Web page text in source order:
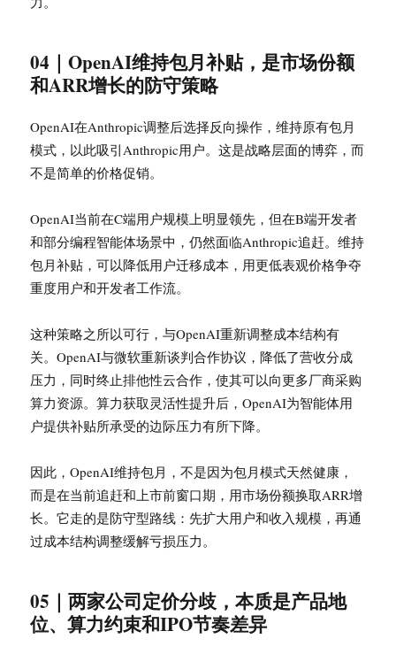
04｜OpenAI维持包月补贴，是市场份额
和ARR增长的防守策略
OpenAI在Anthropic调整后选择反向操作，维持原有包月
模式，以此吸引Anthropic用户。这是战略层面的博弈，而
不是简单的价格促销。
OpenAI当前在C端用户规模上明显领先，但在B端开发者
和部分编程智能体场景中，仍然面临Anthropic追赶。维持
包月补贴，可以降低用户迁移成本，用更低表观价格争夺
重度用户和开发者工作流。
这种策略之所以可行，与OpenAI重新调整成本结构有
关。OpenAI与微软重新谈判合作协议，降低了营收分成
压力，同时终止排他性云合作，使其可以向更多厂商采购
算力资源。算力获取灵活性提升后，OpenAI为智能体用
户提供补贴所承受的边际压力有所下降。
因此，OpenAI维持包月，不是因为包月模式天然健康，
而是在当前追赶和上市前窗口期，用市场份额换取ARR增
长。它走的是防守型路线：先扩大用户和收入规模，再通
过成本结构调整缓解亏损压力。
05｜两家公司定价分歧，本质是产品地
位、算力约束和IPO节奏差异